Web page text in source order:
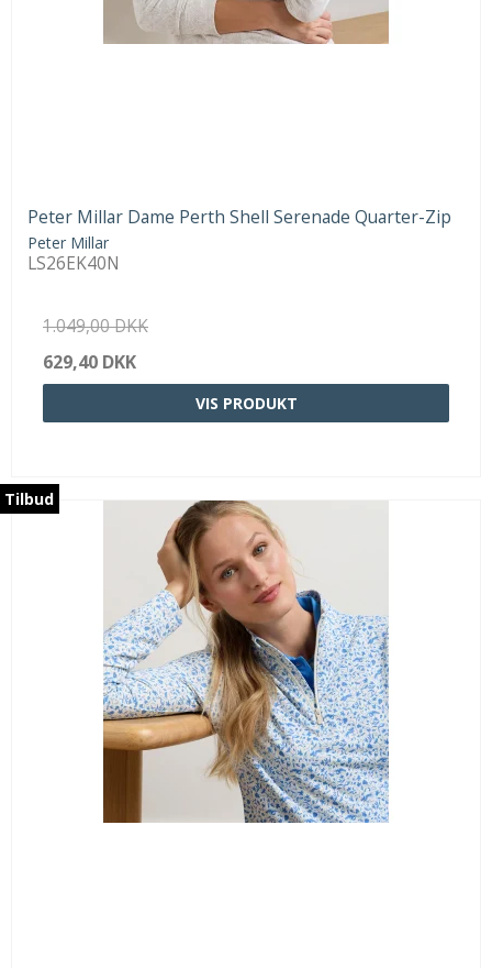
Peter Millar Dame Perth Shell Serenade Quarter-Zip
Peter Millar
LS26EK40N
1.049,00 DKK
629,40 DKK
VIS PRODUKT
Tilbud